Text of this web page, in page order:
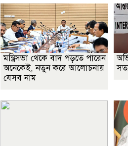
মন্ত্রিসভা থেকে বাদ পড়তে পারেন
অনেকেই, নতুন করে আলোচনায়
যেসব নাম